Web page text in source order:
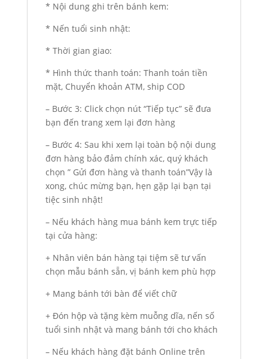
* Nội dung ghi trên bánh kem:
* Nến tuổi sinh nhật:
* Thời gian giao:
* Hình thức thanh toán: Thanh toán tiền
mặt, Chuyển khoản ATM, ship COD
– Bước 3: Click chọn nút “Tiếp tục” sẽ đưa
bạn đến trang xem lại đơn hàng
– Bước 4: Sau khi xem lại toàn bộ nội dung
đơn hàng bảo đảm chính xác, quý khách
chọn ” Gửi đơn hàng và thanh toán”Vậy là
xong, chúc mừng bạn, hẹn gặp lại bạn tại
tiệc sinh nhật!
– Nếu khách hàng mua bánh kem trực tiếp
tại cửa hàng:
+ Nhân viên bán hàng tại tiệm sẽ tư vấn
chọn mẫu bánh sẵn, vị bánh kem phù hợp
+ Mang bánh tới bàn để viết chữ
+ Đón hộp và tặng kèm muỗng dĩa, nến số
tuổi sinh nhật và mang bánh tới cho khách
– Nếu khách hàng đặt bánh Online trên